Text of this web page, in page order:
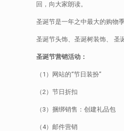
回，向大家朗读。
圣诞节是一年之中最大的购物
圣诞节头饰、圣诞树装饰、 圣
圣诞节营销活动：
（1）网站的“节日装扮”
（2）节日折扣
（3）捆绑销售：创建礼品包
（4）邮件营销